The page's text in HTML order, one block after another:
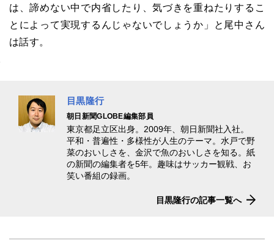
は、諦めない中で内省したり、気づきを重ねたりするこ
とによって実現するんじゃないでしょうか」と尾中さん
は話す。
目黒隆行
朝日新聞GLOBE編集部員
東京都足立区出身。2009年、朝日新聞社入社。
平和・普遍性・多様性が人生のテーマ。水戸で野
菜のおいしさを、金沢で魚のおいしさを知る。紙
の新聞の編集者を5年。趣味はサッカー観戦、お
笑い番組の録画。
目黒隆行の記事一覧へ